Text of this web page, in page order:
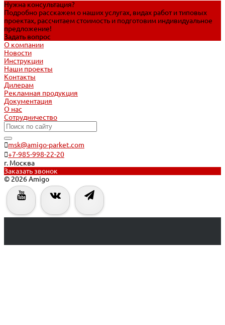
Нужна консультация?
Подробно расскажем о наших услугах, видах работ и типовых
проектах, рассчитаем стоимость и подготовим индивидуальное
предложение!
Задать вопрос
О компании
Новости
Инструкции
Наши проекты
Контакты
Дилерам
Рекламная продукция
Документация
О нас
Сотрудничество
msk@amigo-parket.com
+7-985-998-22-20
г. Москва
Заказать звонок
© 2026 Amigo